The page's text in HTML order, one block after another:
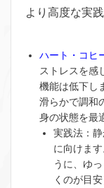
より高度な実
ハート・コヒ
ストレスを感
機能は低下し
滑らかで調和
身の状態を最
実践法 ：
に向けま
うに、ゆ
くのが目